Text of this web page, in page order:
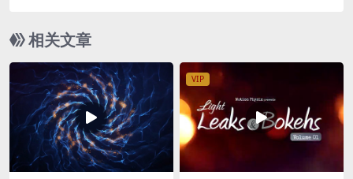
相关文章
VIP